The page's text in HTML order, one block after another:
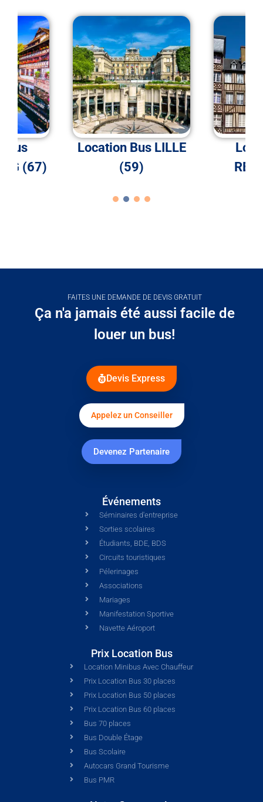
Bus
(67)
Location Bus LILLE
(59)
FAITES UNE DEMANDE DE DEVIS GRATUIT
Ça n'a jamais été aussi facile de
louer un bus!
Devis Express
Appelez un Conseiller
Devenez Partenaire
Événements
Séminaires d'entreprise
Sorties scolaires
Étudiants, BDE, BDS
Circuits touristiques
Pélerinages
Associations
Mariages
Manifestation Sportive
Navette Aéroport
Prix Location Bus
Location Minibus Avec Chauffeur
Prix Location Bus 30 places
Prix Location Bus 50 places
Prix Location Bus 60 places
Bus 70 places
Bus Double Étage
Bus Scolaire
Autocars Grand Tourisme
Bus PMR